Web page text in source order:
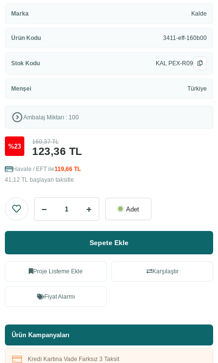
Marka Kalde
Ürün Kodu 3411-eff-160b00
Stok Kodu KAL PEX-R09
Menşei Türkiye
Ambalaj Miktarı : 100
%23 123,36 TL
160,37 TL
Havale / EFT ile119,66 TL
41,12 TL başlayan taksitle
Adet
Sepete Ekle
Proje Listeme Ekle Karşılaştır
Fiyat Alarmı
Ürün Kampanyaları
Kredi Kartına Vade Farksız 3 Taksit